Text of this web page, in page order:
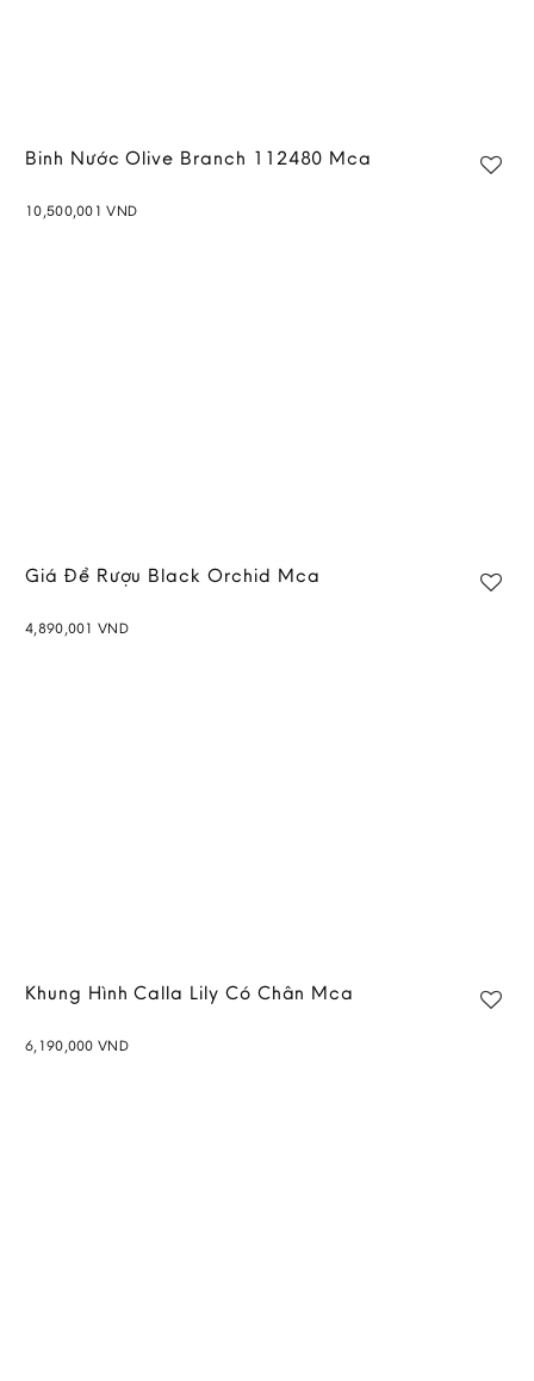
Binh Nước Olive Branch 112480 Mca
10,500,001VND
Giá Để Rượu Black Orchid Mca
4,890,001 VND
Khung Hình Calla Lily Có Chân Mca
6,190,000 VND